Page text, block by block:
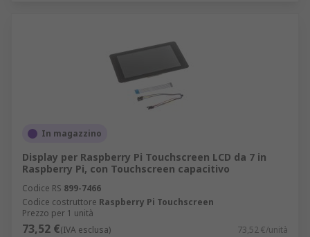
In magazzino
Display per Raspberry Pi Touchscreen LCD da 7 in
Raspberry Pi, con Touchscreen capacitivo
Codice RS 899-7466
Codice costruttore Raspberry Pi Touchscreen
Prezzo per 1 unità
73,52 €(IVA esclusa) 73,52 €/unità